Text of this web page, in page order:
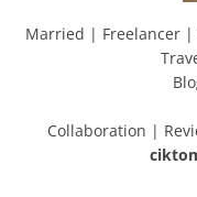
Married | Freelancer
Collaboration |